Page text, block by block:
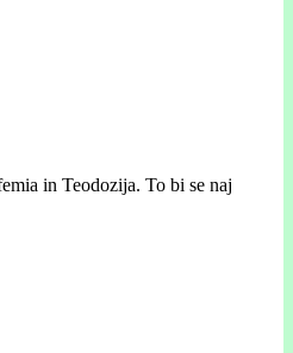
in Teodozija. To bi se naj